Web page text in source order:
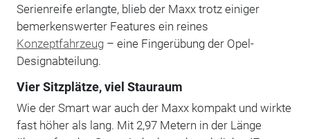
Serienreife erlangte, blieb der Maxx trotz einiger
bemerkenswerter Features ein reines
Konzeptfahrzeug– eine Fingerübung der Opel-
Designabteilung.
Vier Sitzplätze, viel Stauraum
Wie der Smart war auch der Maxx kompakt und wirkte
fast höher als lang. Mit 2,97 Metern in der Länge